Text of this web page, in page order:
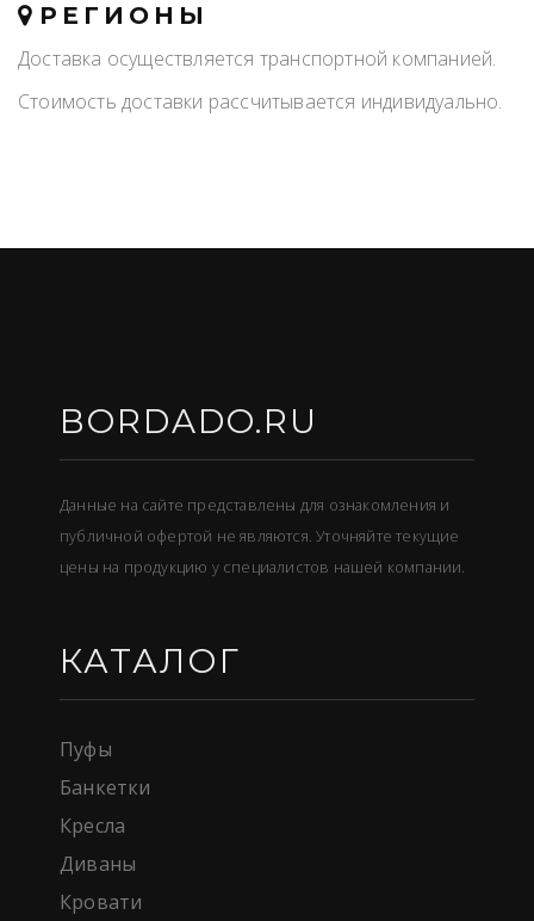
РЕГИОНЫ
Доставка осуществляется транспортной компанией.
Стоимость доставки рассчитывается индивидуально.
BORDADO.RU
Данные на сайте представлены для ознакомления и
публичной офертой не являются. Уточняйте текущие
цены на продукцию у специалистов нашей компании.
КАТАЛОГ
Пуфы
Банкетки
Кресла
Диваны
Кровати